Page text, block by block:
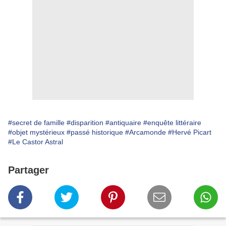
#secret de famille #disparition #antiquaire #enquête littéraire
#objet mystérieux #passé historique #Arcamonde #Hervé Picart
#Le Castor Astral
Partager